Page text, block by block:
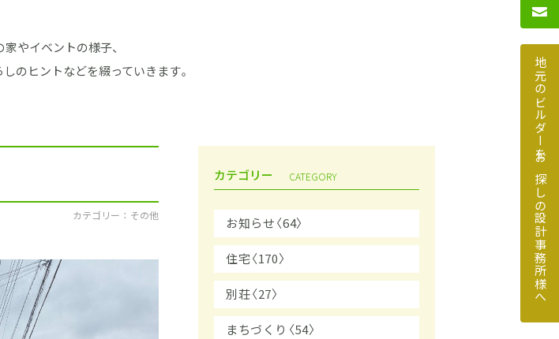
会社案内
ブログ
地元のビルダーを お探しの設計事務所様へ
やイベントの様子、
のヒントなどを綴っていきます。
カテゴリー ： その他
カテゴリー CATEGORY
お知らせ〈64〉
住宅〈170〉
別荘〈27〉
まちづくり〈54〉
地元のビルダーをお探しの設計事務所様へ